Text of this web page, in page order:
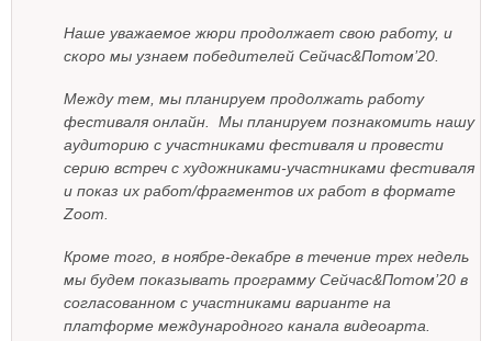
Наше уважаемое жюри продолжает свою работу, и
скоро мы узнаем победителей Сейчас&Потом’20.
Между тем, мы планируем продолжать работу
фестиваля онлайн. Мы планируем познакомить нашу
аудиторию с участниками фестиваля и провести
серию встреч с художниками-участниками фестиваля
и показ их работ/фрагментов их работ в формате
Zoom.
Кроме того, в ноябре-декабре в течение трех недель
мы будем показывать программу Сейчас&Потом’20 в
согласованном с участниками варианте на
платформе международного канала видеоарта.